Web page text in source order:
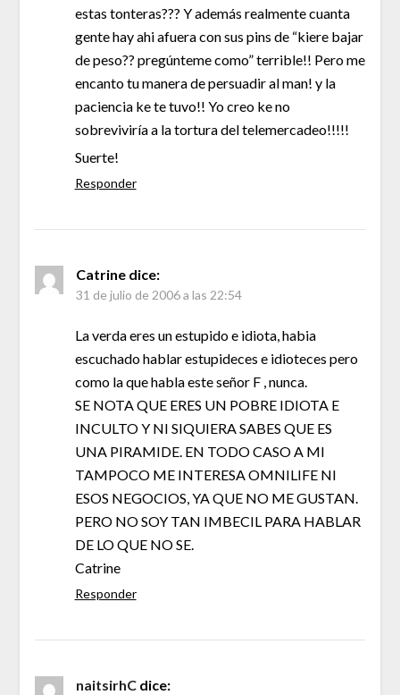
estas tonteras??? Y además realmente cuanta
gente hay ahi afuera con sus pins de “kiere bajar
de peso?? pregúnteme como” terrible!! Pero me
encanto tu manera de persuadir al man! y la
paciencia ke te tuvo!! Yo creo ke no
sobreviviría a la tortura del telemercadeo!!!!!
Suerte!
Responder
Catrine dice:
31 de julio de 2006 a las 22:54
La verda eres un estupido e idiota, habia
escuchado hablar estupideces e idioteces pero
como la que habla este señor F , nunca.
SE NOTA QUE ERES UN POBRE IDIOTA E
INCULTO Y NI SIQUIERA SABES QUE ES
UNA PIRAMIDE. EN TODO CASO A MI
TAMPOCO ME INTERESA OMNILIFE NI
ESOS NEGOCIOS, YA QUE NO ME GUSTAN.
PERO NO SOY TAN IMBECIL PARA HABLAR
DE LO QUE NO SE.
Catrine
Responder
naitsirhC dice: